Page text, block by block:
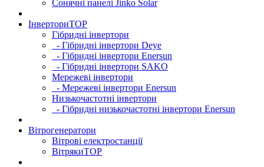
Сонячні панелі Jinko Solar
ІнверториTOP
Гібридні інвертори
- Гібридні інвертори Deye
- Гібридні інвертори Enersun
- Гібридні інвертори SAKO
Мережеві інвертори
- Мережеві інвертори Enersun
Низькочастотні інвертори
- Гібридні низькочастотні інвертори Enersun
Вітрогенератори
Вітрові електростанції
ВітрякиTOP